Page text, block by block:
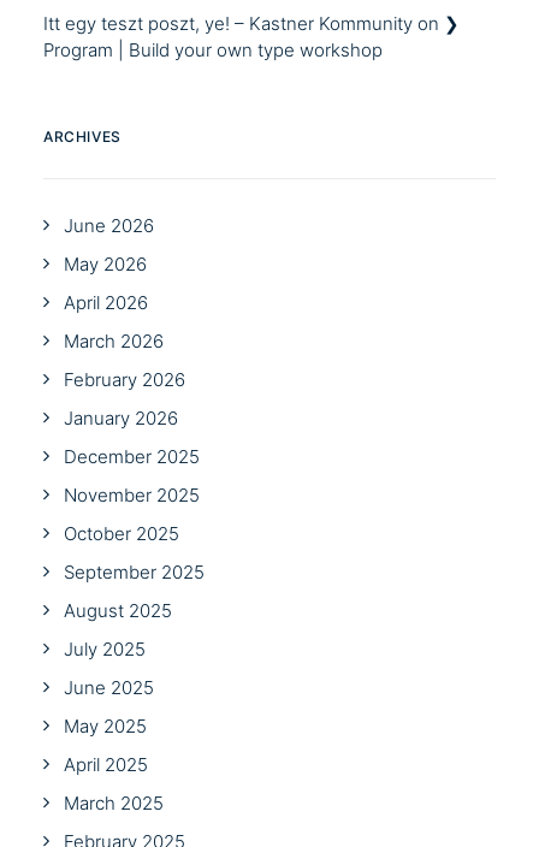
Itt egy teszt poszt, ye! – Kastner Kommunity on ❯
Program | Build your own type workshop
ARCHIVES
June 2026
May 2026
April 2026
March 2026
February 2026
January 2026
December 2025
November 2025
October 2025
September 2025
August 2025
July 2025
June 2025
May 2025
April 2025
March 2025
February 2025